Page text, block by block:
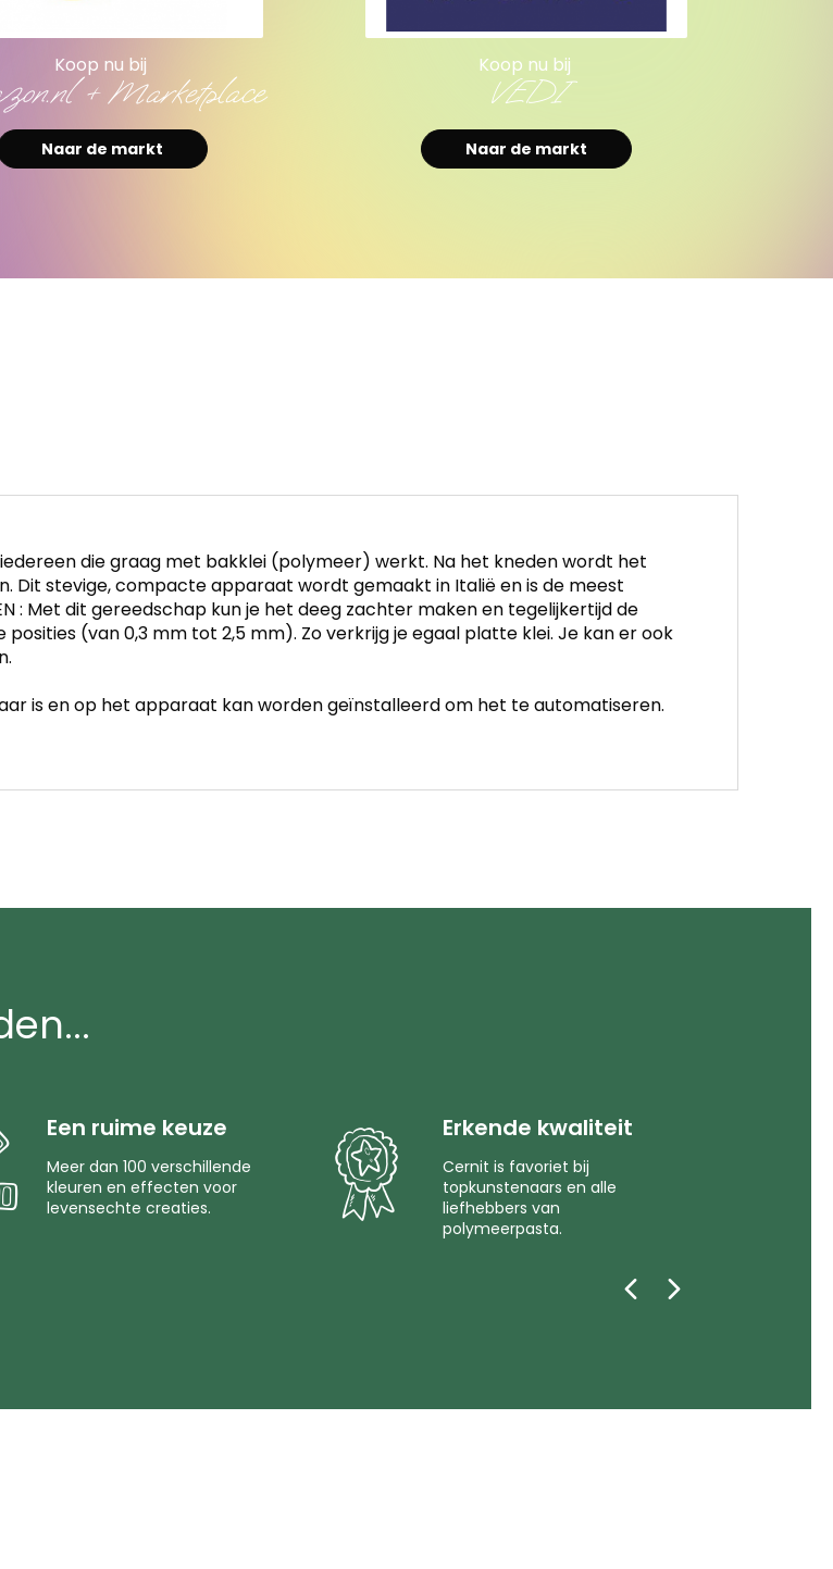
Koop nu bij
+ Marketplace
Naar de markt
Koop nu bij
VEDI
Naar de markt
iedereen die graag met bakklei (polymeer) werkt. Na het kneden wordt het
Dit stevige, compacte apparaat wordt gemaakt in Italië en is de meest
: Met dit gereedschap kun je het deeg zachter maken en tegelijkertijd de
(van 0,3 mm tot 2,5 mm). Zo verkrijg je egaal platte klei. Je kan er ook
is en op het apparaat kan worden geïnstalleerd om het te automatiseren.
Een ruime keuze
Meer dan 100 verschillende
kleuren en effecten voor
levensechte creaties.
Erkende kwaliteit
Cernit is favoriet bij
topkunstenaars en alle
liefhebbers van
polymeerpasta.